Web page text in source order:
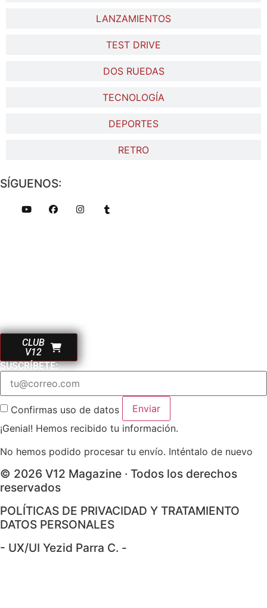
LANZAMIENTOS
TEST DRIVE
DOS RUEDAS
TECNOLOGÍA
DEPORTES
RETRO
SÍGUENOS:
CLUB
V12
SUSCRÍBETE:
Confirmas uso de datos
Enviar
¡Genial! Hemos recibido tu información.
No hemos podido procesar tu envío. Inténtalo de nuevo
© 2026 V12 Magazine · Todos los derechos
reservados
POLÍTICAS DE PRIVACIDAD Y TRATAMIENTO
DATOS PERSONALES
- UX/UI Yezid Parra C. -